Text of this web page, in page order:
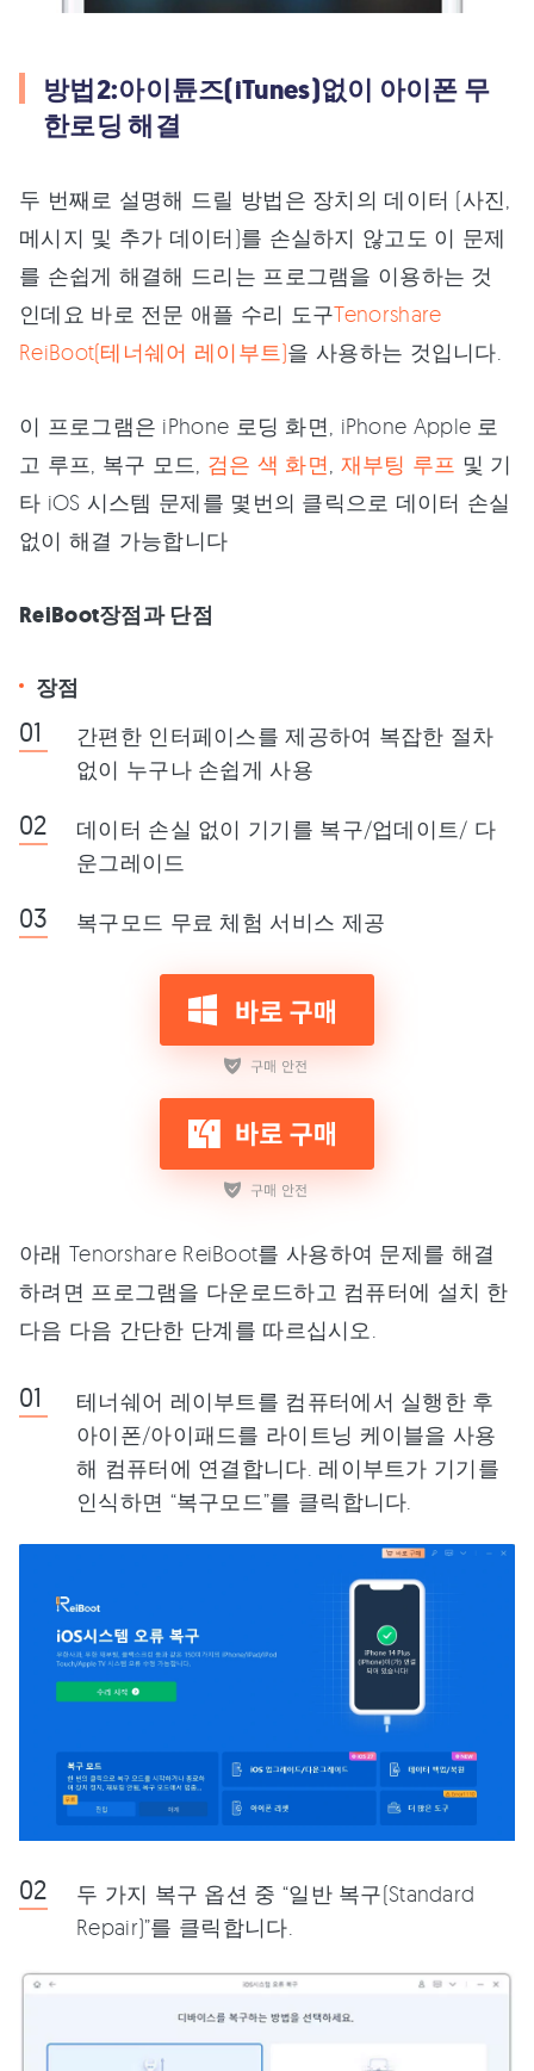
방법2:아이튠즈(iTunes)없이 아이폰 무
한로딩 해결
두 번째로 설명해 드릴 방법은 장치의 데이터 (사진,
메시지 및 추가 데이터)를 손실하지 않고도 이 문제
를 손쉽게 해결해 드리는 프로그램을 이용하는 것
인데요 바로 전문 애플 수리 도구Tenorshare
ReiBoot(테너쉐어 레이부트)을 사용하는 것입니다.
이 프로그램은 iPhone 로딩 화면, iPhone Apple 로
고 루프, 복구 모드, 검은 색 화면 재부팅 루프 및 기
타 iOS 시스템 문제를 몇번의 클릭으로 데이터 손실
없이 해결 가능합니다
ReiBoot장점과 단점
장점
간편한 인터페이스를 제공하여 복잡한 절차
없이 누구나 손쉽게 사용
데이터 손실 없이 기기를 복구/업데이트/ 다
운그레이드
복구모드 무료 체험 서비스 제공
아래 Tenorshare ReiBoot를 사용하여 문제를 해결
하려면 프로그램을 다운로드하고 컴퓨터에 설치 한
다음 다음 간단한 단계를 따르십시오.
테너쉐어 레이부트를 컴퓨터에서 실행한 후
아이폰/아이패드를 라이트닝 케이블을 사용
해 컴퓨터에 연결합니다. 레이부트가 기기를
인식하면 “복구모드”를 클릭합니다.
두 가지 복구 옵션 중 “일반 복구(Standard
Repair)”를 클릭합니다.